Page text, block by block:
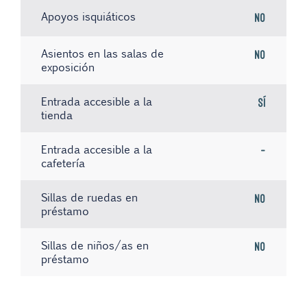
Apoyos isquiáticos No
Asientos en las salas de
exposición
No
Entrada accesible a la
tienda
Sí
Entrada accesible a la
cafetería
-
Sillas de ruedas en
préstamo
No
Sillas de niños/as en
préstamo
No